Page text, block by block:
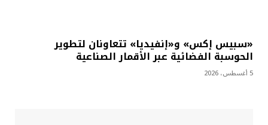
«سبيس إكس» و«إنفيديا» تتعاونان لتطوير
الحوسبة الفضائية عبر الأقمار الصناعية
5 أغسطس، 2026